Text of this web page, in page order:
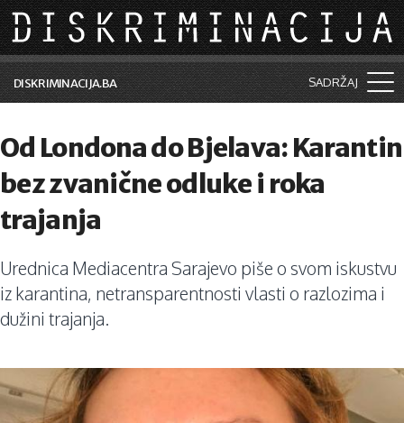
Skip to main content
DISKRIMINACIJA.BA SADRŽAJ
Vijesti i događaji
Aktuelne teme
Kolumne
Lične priče
Saradnja sa medijima
Od Londona do Bjelava: Karantin
bez zvanične odluke i roka
trajanja
Urednica Mediacentra Sarajevo piše o svom iskustvu
iz karantina, netransparentnosti vlasti o razlozima i
dužini trajanja.